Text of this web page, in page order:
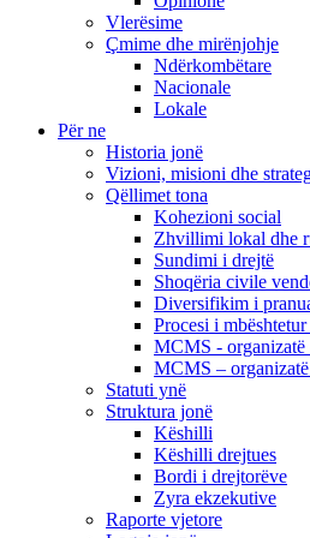
Vlerësime
Çmime dhe mirënjohje
Ndërkombëtare
Nacionale
Lokale
Për ne
Historia jonë
Vizioni, misioni dhe
Qëllimet tona
Kohezioni social
Zhvillimi lokal dhe
Sundimi i drejtë
Shoqëria civile
Diversifikim i
Procesi i
MCMS - organizatë
MCMS –
Statuti ynë
Struktura jonë
Këshilli
Këshilli drejtues
Bordi i drejtorëve
Zyra ekzekutive
Raporte vjetore